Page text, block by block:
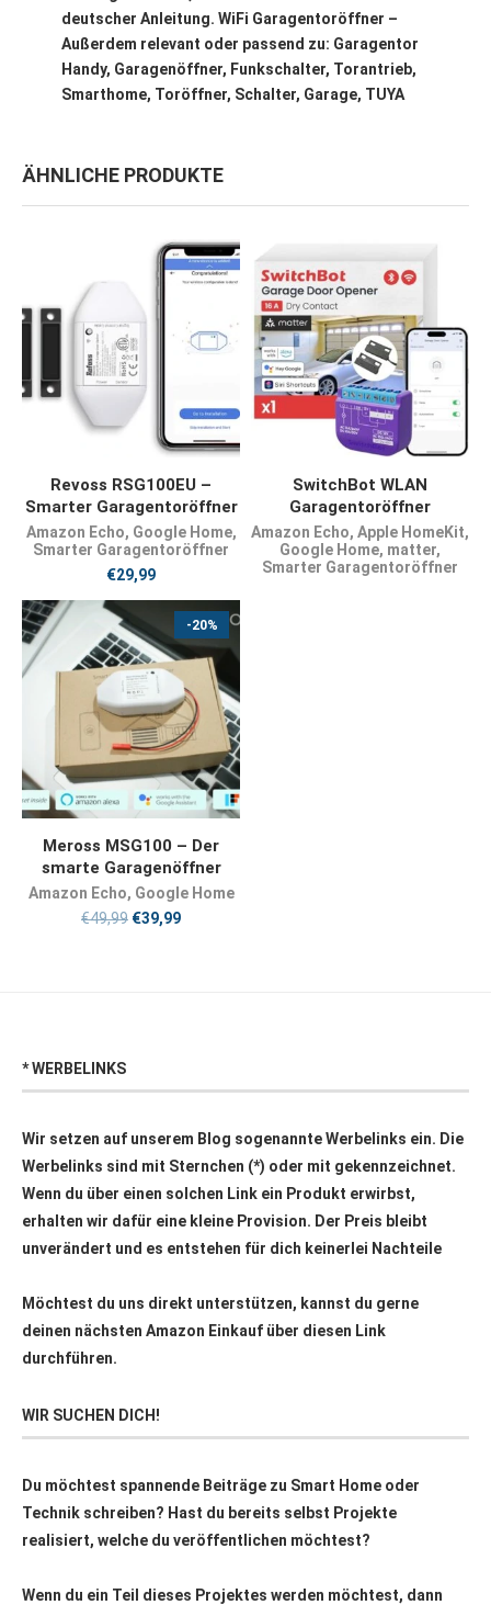
deutscher Anleitung. WiFi Garagentoröffner –
Außerdem relevant oder passend zu: Garagentor
Handy, Garagenöffner, Funkschalter, Torantrieb,
Smarthome, Toröffner, Schalter, Garage, TUYA
ÄHNLICHE PRODUKTE
JETZT KAUFEN
Revoss RSG100EU –
Smarter Garagentoröffner
Amazon Echo, Google Home,
Smarter Garagentoröffner
€29,99
PRODUKT KAUFEN
SwitchBot WLAN
Garagentoröffner
Amazon Echo, Apple HomeKit,
Google Home, matter,
Smarter Garagentoröffner
-20%
JETZT KAUFEN
Meross MSG100 – Der
smarte Garagenöffner
Amazon Echo, Google Home
€49,99 €39,99
* WERBELINKS
Wir setzen auf unserem Blog sogenannte Werbelinks ein. Die
Werbelinks sind mit Sternchen (*) oder mit gekennzeichnet.
Wenn du über einen solchen Link ein Produkt erwirbst,
erhalten wir dafür eine kleine Provision. Der Preis bleibt
unverändert und es entstehen für dich keinerlei Nachteile
Möchtest du uns direkt unterstützen, kannst du gerne
deinen nächsten Amazon Einkauf über diesen Link
durchführen.
WIR SUCHEN DICH!
Du möchtest spannende Beiträge zu Smart Home oder
Technik schreiben? Hast du bereits selbst Projekte
realisiert, welche du veröffentlichen möchtest?
Wenn du ein Teil dieses Projektes werden möchtest, dann